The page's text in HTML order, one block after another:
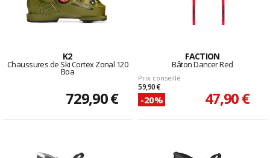
K2
Chaussures de Ski Cortex Zonal 120
Boa
729,90 €
FACTION
Bâton Dancer Red
Prix conseillé
59,90 €
-20% 47,90 €